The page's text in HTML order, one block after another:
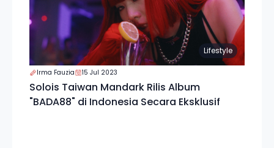
Lifestyle
Irma Fauzia 15 Jul 2023
Solois Taiwan Mandark Rilis Album
"BADA88" di Indonesia Secara Eksklusif